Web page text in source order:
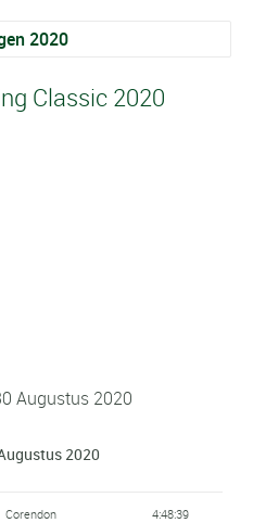
2020
Classic 2020
Augustus 2020
2020
Corendon 4:48:39